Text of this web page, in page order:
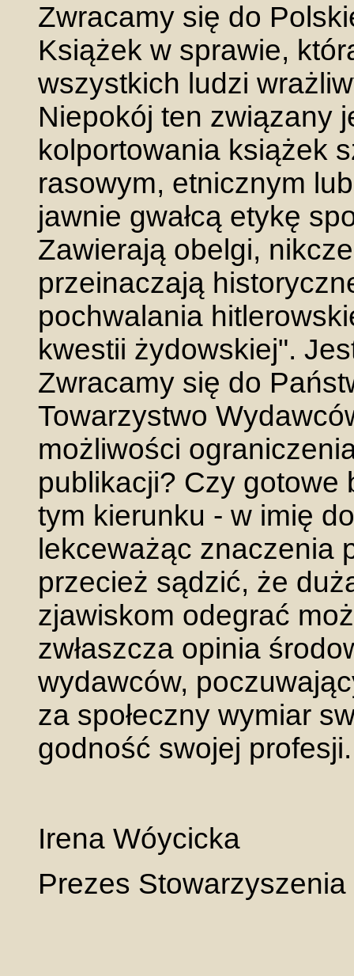
Zwracamy się do
Książek w sprawie,
wszystkich ludzi
Niepokój ten związany
kolportowania książek
rasowym, etnicznym
jawnie gwałcą etykę
Zawierają obelgi,
przeinaczają
pochwalania
kwestii żydowskiej".
Zwracamy się do
Towarzystwo
możliwości
publikacji? Czy gotowe
tym kierunku - w imię
lekceważąc znaczenia
przecież sądzić, że
zjawiskom odegrać
zwłaszcza opinia
wydawców,
za społeczny wymiar
godność swojej profesji.
Irena Wóycicka
Prezes Stowarzyszenia